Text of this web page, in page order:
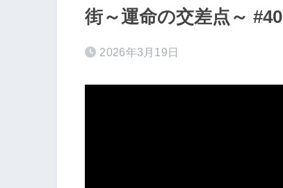
街～運命の交差点～ #40
2026年3月19日